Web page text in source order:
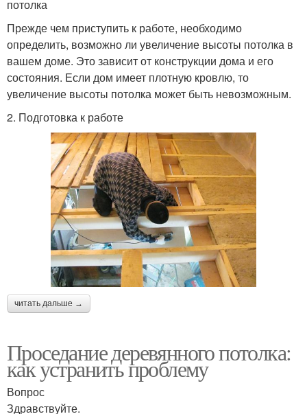
потолка
Прежде чем приступить к работе, необходимо
определить, возможно ли увеличение высоты потолка в
вашем доме. Это зависит от конструкции дома и его
состояния. Если дом имеет плотную кровлю, то
увеличение высоты потолка может быть невозможным.
2. Подготовка к работе
читать дальше →
Проседание деревянного потолка:
как устранить проблему
Вопрос
Здравствуйте.